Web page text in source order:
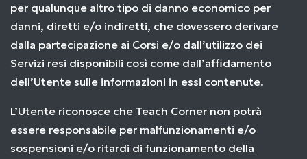
per qualunque altro tipo di danno economico per
danni, diretti e/o indiretti, che dovessero derivare
dalla partecipazione ai Corsi e/o dall’utilizzo dei
Servizi resi disponibili così come dall’affidamento
dell’Utente sulle informazioni in essi contenute.
L’Utente riconosce che Teach Corner non potrà
essere responsabile per malfunzionamenti e/o
sospensioni e/o ritardi di funzionamento della